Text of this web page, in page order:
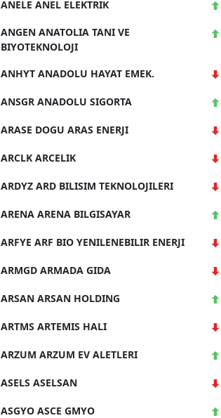
ANELE ANEL ELEKTRIK
ANGEN ANATOLIA TANI VE
BIYOTEKNOLOJI
ANHYT ANADOLU HAYAT EMEK.
ANSGR ANADOLU SIGORTA
ARASE DOGU ARAS ENERJI
ARCLK ARCELIK
ARDYZ ARD BILISIM TEKNOLOJILERI
ARENA ARENA BILGISAYAR
ARFYE ARF BIO YENILENEBILIR ENERJI
ARMGD ARMADA GIDA
ARSAN ARSAN HOLDING
ARTMS ARTEMIS HALI
ARZUM ARZUM EV ALETLERI
ASELS ASELSAN
ASGYO ASCE GMYO